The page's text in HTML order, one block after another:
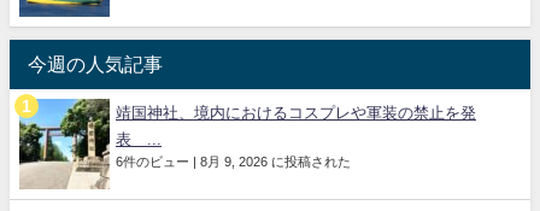
今週の人気記事
靖国神社、境内におけるコスプレや軍装の禁止を発
表 ...
6件のビュー | 8月 9, 2026 に投稿された